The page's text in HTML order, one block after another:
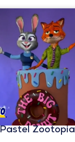
Pastel Zootopia